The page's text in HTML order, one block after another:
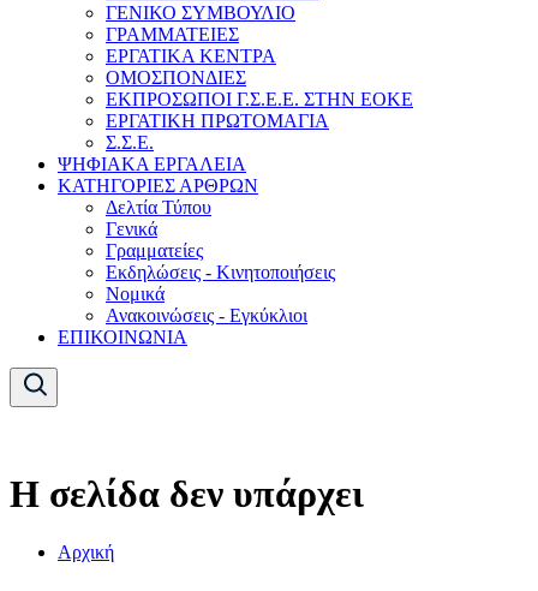
ΓΕΝΙΚΟ ΣΥΜΒΟΥΛΙΟ
ΓΡΑΜΜΑΤΕΙΕΣ
ΕΡΓΑΤΙΚΑ ΚΕΝΤΡΑ
ΟΜΟΣΠΟΝΔΙΕΣ
ΕΚΠΡΟΣΩΠΟΙ Γ.Σ.Ε.Ε. ΣΤΗΝ ΕΟΚΕ
ΕΡΓΑΤΙΚΗ ΠΡΩΤΟΜΑΓΙΑ
Σ.Σ.Ε.
ΨΗΦΙΑΚΑ ΕΡΓΑΛΕΙΑ
ΚΑΤΗΓΟΡΙΕΣ ΑΡΘΡΩΝ
Δελτία Τύπου
Γενικά
Γραμματείες
Εκδηλώσεις - Κινητοποιήσεις
Νομικά
Ανακοινώσεις - Εγκύκλιοι
ΕΠΙΚΟΙΝΩΝΙΑ
Η σελίδα δεν υπάρχει
Αρχική